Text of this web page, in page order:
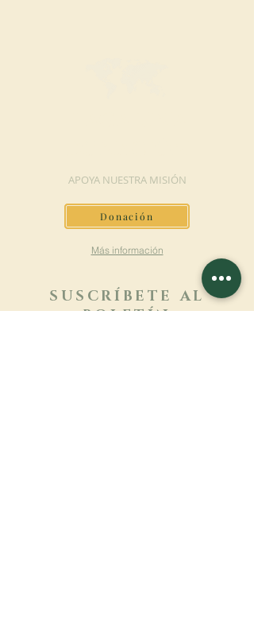
APOYA NUESTRA MISIÓN
Donación
Más información
SUSCRÍBETE AL
BOLETÍN